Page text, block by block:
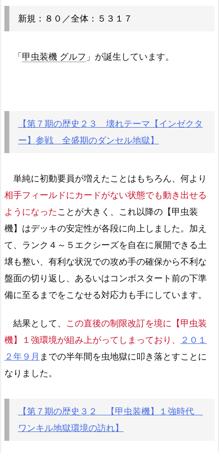
新規：８０／全体：５３１７
「 甲虫装機 グルフ 」が誕生しています。
【第７期の歴史２３ 壊れテーマ【インゼクタ
ー】参戦 全盛期のダンセル地獄】
単純に初動要員が増えたことはもちろん、何より
相手フィールドにカードがない状態でも動き出せる
ようになった ことが大きく、これ以降の【甲虫装
機】はデッキの安定性が各段に向上しました。加え
て、ランク４～５エクシーズを自在に展開できる土
壌も整い、有利な状況での攻め手の確保から不利な
盤面の切り返し、あるいはコンボスタート前の下準
備に至るまでをこなせる対応力も手にしています。
結果として、 この直後の制限改訂を境に【甲虫装
機】１強環境が組み上がってしまっており、
２０１
２年９月 までの半年間を虫地獄に叩き落とすことに
なりました。
【第７期の歴史３２ 【甲虫装機】１強時代
ワンキル地獄環境の訪れ】